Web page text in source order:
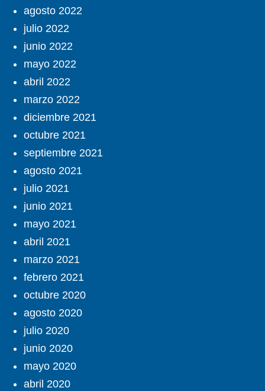
agosto 2022
julio 2022
junio 2022
mayo 2022
abril 2022
marzo 2022
diciembre 2021
octubre 2021
septiembre 2021
agosto 2021
julio 2021
junio 2021
mayo 2021
abril 2021
marzo 2021
febrero 2021
octubre 2020
agosto 2020
julio 2020
junio 2020
mayo 2020
abril 2020